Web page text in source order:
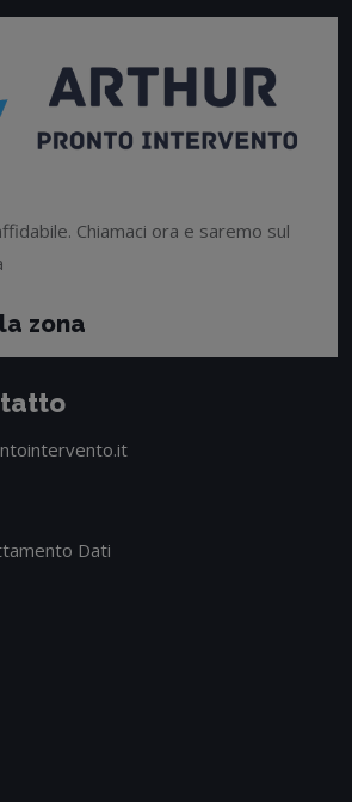
Chiamaci ora e saremo sul
zona
Dati